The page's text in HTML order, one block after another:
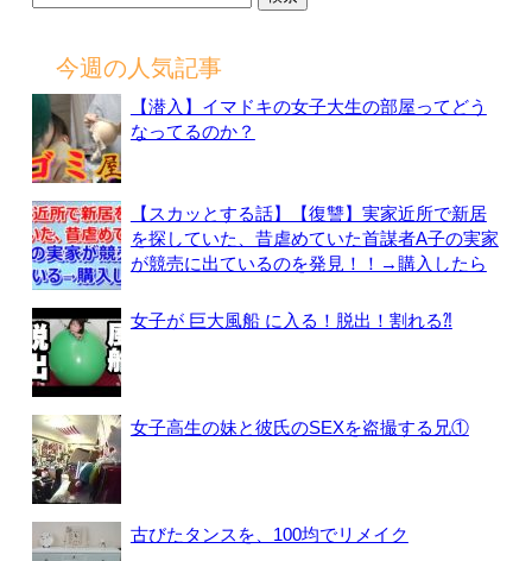
今週の人気記事
【潜入】イマドキの女子大生の部屋ってどう
なってるのか？
【スカッとする話】【復讐】実家近所で新居
を探していた、昔虐めていた首謀者A子の実家
が競売に出ているのを発見！！→購入したら
女子が 巨大風船 に入る！脱出！割れる⁈
女子高生の妹と彼氏のSEXを盗撮する兄①
古びたタンスを、100均でリメイク